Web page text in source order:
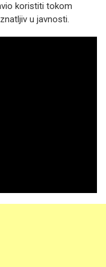
koristiti tokom
u javnosti.